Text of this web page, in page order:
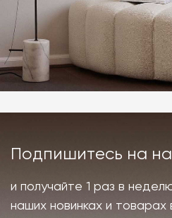
Подпишитесь на
и получайте 1 раз в
наших новинках и товарах